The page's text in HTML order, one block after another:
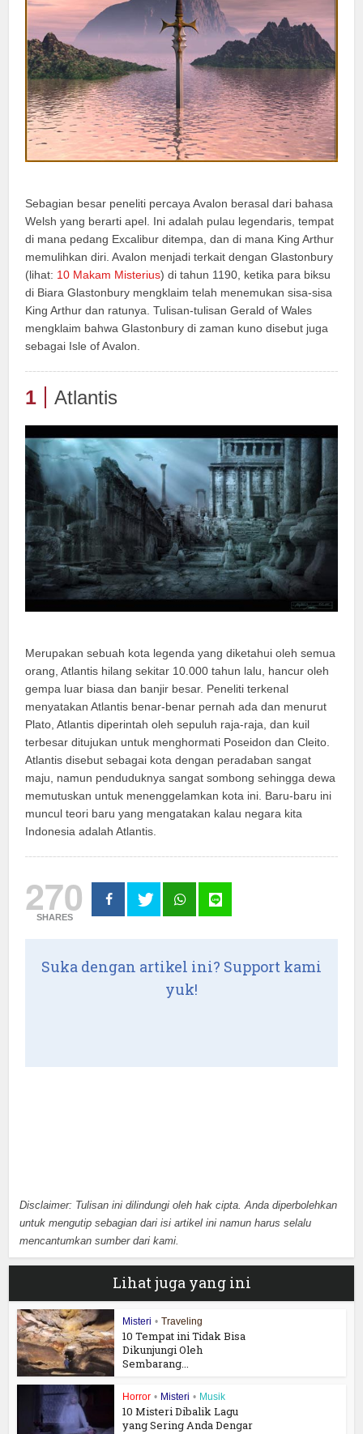
Sebagian besar peneliti percaya Avalon berasal dari bahasa
Welsh yang berarti apel. Ini adalah pulau legendaris, tempat
di mana pedang Excalibur ditempa, dan di mana King Arthur
memulihkan diri. Avalon menjadi terkait dengan Glastonbury
(lihat: 10 Makam Misterius) di tahun 1190, ketika para biksu
di Biara Glastonbury mengklaim telah menemukan sisa-sisa
King Arthur dan ratunya. Tulisan-tulisan Gerald of Wales
mengklaim bahwa Glastonbury di zaman kuno disebut juga
sebagai Isle of Avalon.
1 Atlantis
Merupakan sebuah kota legenda yang diketahui oleh semua
orang, Atlantis hilang sekitar 10.000 tahun lalu, hancur oleh
gempa luar biasa dan banjir besar. Peneliti terkenal
menyatakan Atlantis benar-benar pernah ada dan menurut
Plato, Atlantis diperintah oleh sepuluh raja-raja, dan kuil
terbesar ditujukan untuk menghormati Poseidon dan Cleito.
Atlantis disebut sebagai kota dengan peradaban sangat
maju, namun penduduknya sangat sombong sehingga dewa
memutuskan untuk menenggelamkan kota ini. Baru-baru ini
muncul teori baru yang mengatakan kalau negara kita
Indonesia adalah Atlantis.
270
SHARES
Suka dengan artikel ini? Support kami
yuk!
Disclaimer: Tulisan ini dilindungi oleh hak cipta. Anda diperbolehkan
untuk mengutip sebagian dari isi artikel ini namun harus selalu
mencantumkan sumber dari kami.
Lihat juga yang ini
Misteri • Traveling
10 Tempat ini Tidak Bisa
Dikunjungi Oleh
Sembarang...
Horror • Misteri • Musik
10 Misteri Dibalik Lagu
yang Sering Anda Dengar